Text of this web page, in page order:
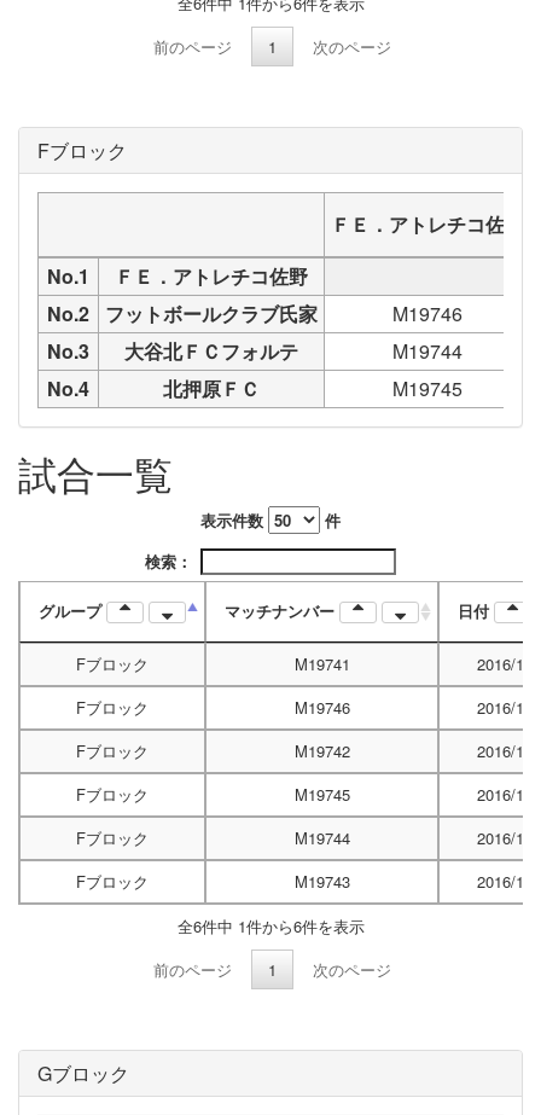
前のページ
1 次のページ
Fブロック
ＦＥ．アトレチコ佐野
No.1
ＦＥ．アトレチコ佐野
No.2
フットボールクラブ氏家
M19746
No.3
大谷北ＦＣフォルテ
M19744
No.4
北押原ＦＣ M19745
試合一覧
表示件数
件
検索：
グループ マッチナンバー 日付
Fブロック M19741
2016/12/
Fブロック
M19746
2016/12/
Fブロック
M19742
2016/12/
Fブロック
M19745
2016/12/
Fブロック
M19744
2016/12/
Fブロック
M19743
2016/12/
全6件中 1件から6件を表示
前のページ
1 次のページ
Gブロック